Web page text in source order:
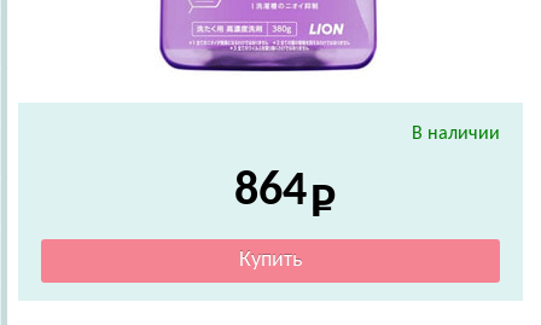
В наличии
864